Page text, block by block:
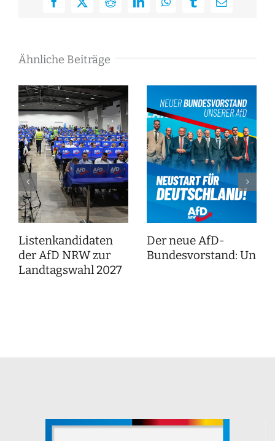
Facebook
X RedditLinkedInWhatsAppTumblrE-
Ähnliche Beiträge
Listenkandidaten
der AfD NRW zur
Landtagswahl 2027
Der neue AfD-
Bundesvorstand: